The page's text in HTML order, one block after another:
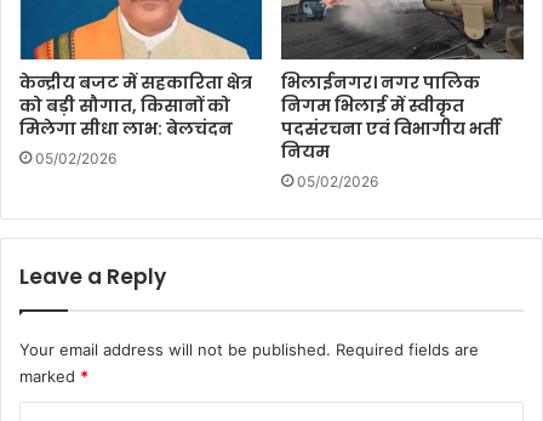
केन्द्रीय बजट में सहकारिता क्षेत्र
को बड़ी सौगात, किसानों को
मिलेगा सीधा लाभ: बेलचंदन
05/02/2026
भिलाईनगर। नगर पालिक
निगम भिलाई में स्वीकृत
पदसंरचना एवं विभागीय भर्ती
नियम
05/02/2026
Leave a Reply
Your email address will not be published. Required fields are
marked *